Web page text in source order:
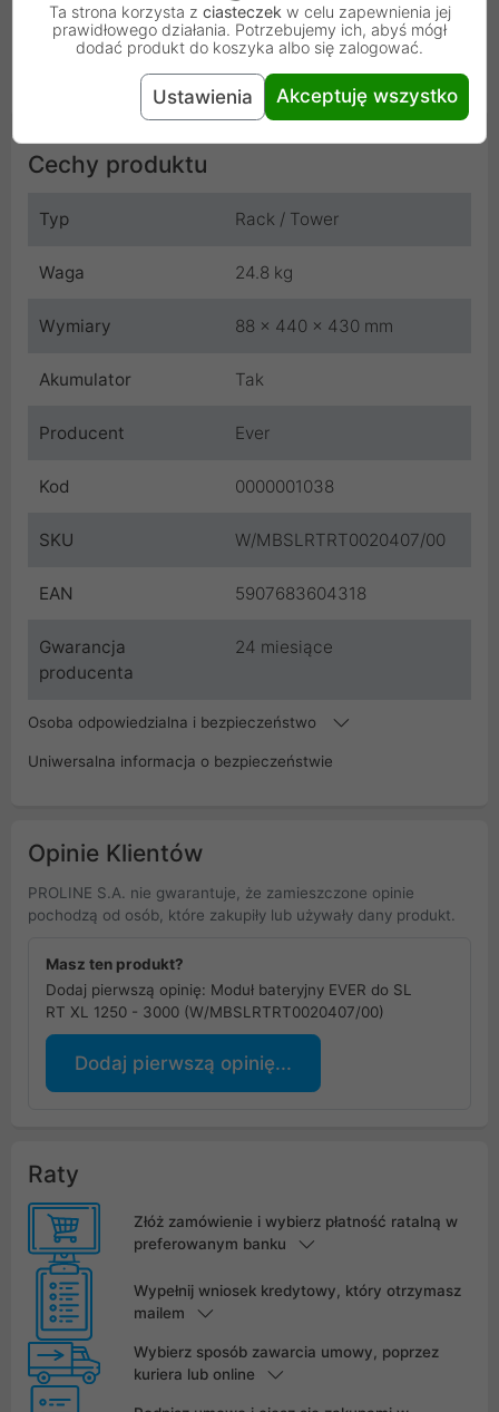
Cechy produktu
Typ Rack / Tower
Waga 24.8 kg
Wymiary 88 x 440 x 430 mm
Akumulator Tak
Producent Ever
Kod 0000001038
SKU W/MBSLRTRT0020407/00
EAN 5907683604318
Gwarancja
producenta
24 miesiące
Osoba odpowiedzialna i bezpieczeństwo
Uniwersalna informacja o bezpieczeństwie
Opinie Klientów
PROLINE S.A. nie gwarantuje, że zamieszczone opinie
pochodzą od osób, które zakupiły lub używały dany produkt.
Masz ten produkt?
Dodaj pierwszą opinię: Moduł bateryjny EVER do SL
RT XL 1250 - 3000 (W/MBSLRTRT0020407/00)
Dodaj pierwszą opinię...
Raty
Złóż zamówienie i wybierz płatność ratalną w
preferowanym banku
Wypełnij wniosek kredytowy, który otrzymasz
mailem
Wybierz sposób zawarcia umowy, poprzez
kuriera lub online
Ta strona korzysta z ciasteczek w celu zapewnienia jej
prawidłowego działania. Potrzebujemy ich, abyś mógł
dodać produkt do koszyka albo się zalogować.
Ustawienia Akceptuję wszystko